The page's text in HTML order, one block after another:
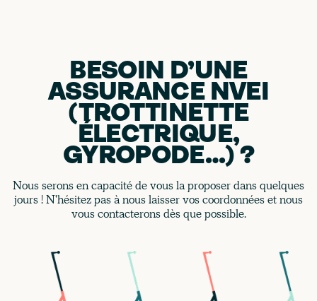
BESOIN D’UNE
ASSURANCE NVEI
(TROTTINETTE
ÉLECTRIQUE,
GYROPODE…) ?
Nous serons en capacité de vous la proposer dans quelques
jours ! N'hésitez pas à nous laisser vos coordonnées et nous
vous contacterons dès que possible.